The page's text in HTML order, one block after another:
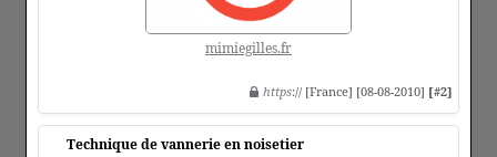
mimiegilles.fr
https:// [France] [08-08-2010] [#2]
Technique de vannerie en noisetier